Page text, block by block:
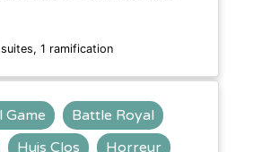
1 ramification
Game
Battle Royal
Huis Clos Horreur